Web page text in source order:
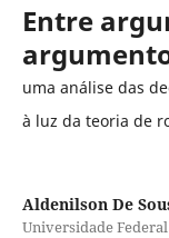
Entre
uma análise das
à luz da teoria de
Aldenilson De
Universidade